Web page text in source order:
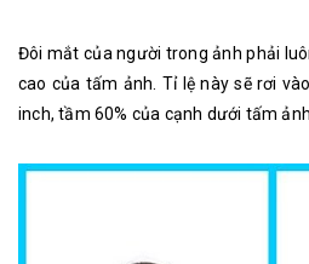
Đôi mắt của người trong ảnh phải
cao của tấm ảnh. Tỉ lệ này sẽ rơi
inch, tầm 60% của cạnh dưới tấm ảnh.